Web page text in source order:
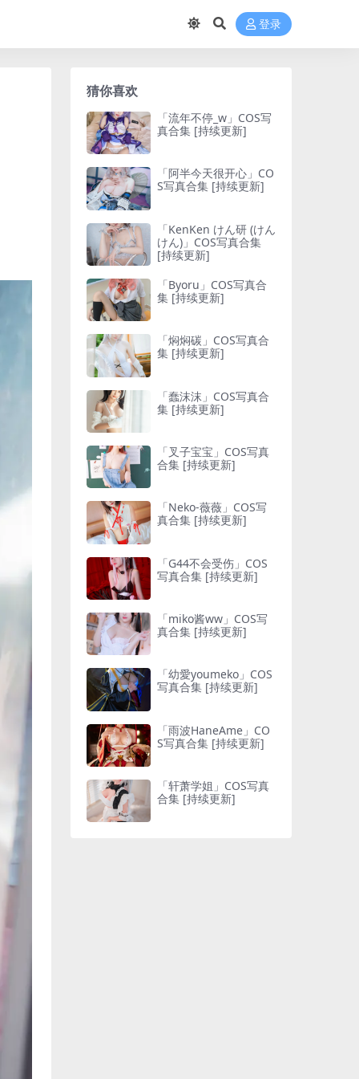
登录
猜你喜欢
「流年不停_w」COS写
真合集 [持续更新]
「阿半今天很开心」CO
S写真合集 [持续更新]
「KenKen けん研 (けん
けん)」COS写真合集
[持续更新]
「Byoru」COS写真合
集 [持续更新]
「焖焖碳」COS写真合
集 [持续更新]
「蠢沫沫」COS写真合
集 [持续更新]
「叉子宝宝」COS写真
合集 [持续更新]
「Neko-薇薇」COS写
真合集 [持续更新]
「G44不会受伤」COS
写真合集 [持续更新]
「miko酱ww」COS写
真合集 [持续更新]
「幼愛youmeko」COS
写真合集 [持续更新]
「雨波HaneAme」CO
S写真合集 [持续更新]
「轩萧学姐」COS写真
合集 [持续更新]